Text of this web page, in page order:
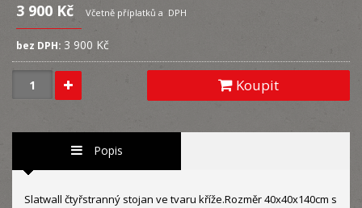
3 900 Kč Včetně příplatků a DPH
bez DPH: 3 900 Kč
Koupit
Popis
Slatwall čtyřstranný stojan ve tvaru kříže.Rozměr 40x40x140cm s